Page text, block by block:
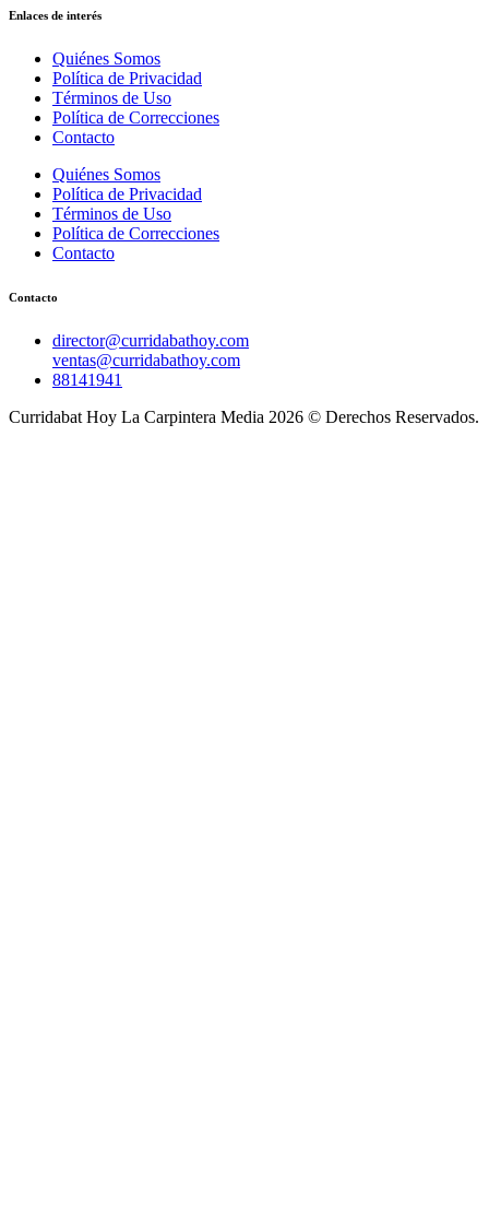
Enlaces de interés
Quiénes Somos
Política de Privacidad
Términos de Uso
Política de Correcciones
Contacto
Quiénes Somos
Política de Privacidad
Términos de Uso
Política de Correcciones
Contacto
Contacto
director@curridabathoy.com
ventas@curridabathoy.com
88141941
Curridabat Hoy La Carpintera Media 2026 © Derechos Reservados.